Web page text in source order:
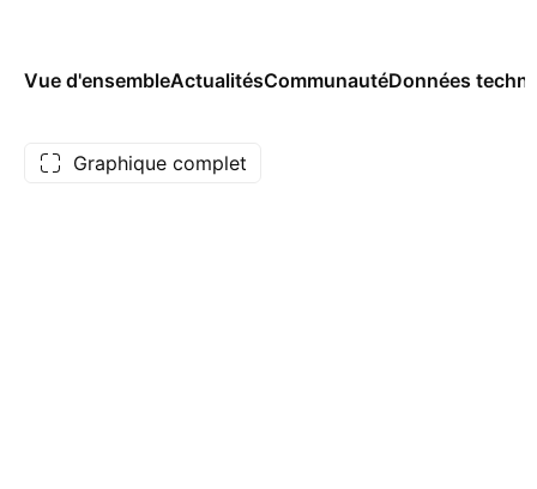
Vue d'ensembleActualitésCommunautéDonnées
Graphique complet